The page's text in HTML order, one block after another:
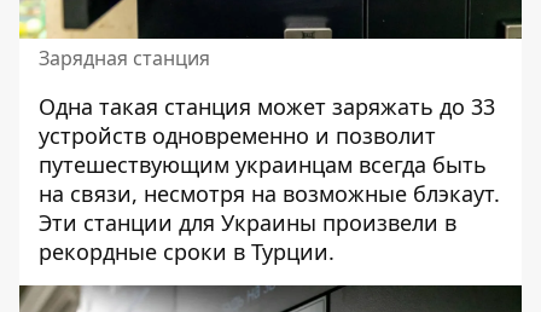
Зарядная станция
Одна такая станция может заряжать до 33
устройств одновременно и позволит
путешествующим украинцам всегда быть
на связи, несмотря на возможные блэкаут.
Эти станции для Украины произвели в
рекордные сроки в Турции.